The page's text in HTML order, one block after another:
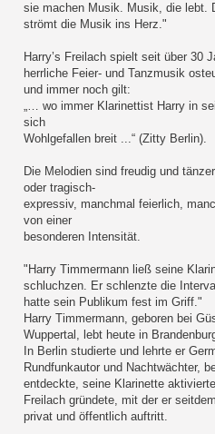
sie machen Musik. Musik, die lebt.
strömt die Musik ins Herz."
Harry’s Freilach spielt seit über 30
herrliche Feier- und Tanzmusik
und immer noch gilt:
„… wo immer Klarinettist Harry in
sich
Wohlgefallen breit ...“ (Zitty Berlin).
Die Melodien sind freudig und
oder tragisch-
expressiv, manchmal feierlich,
von einer
besonderen Intensität.
"Harry Timmermann ließ seine
schluchzen. Er schlenzte die
hatte sein Publikum fest im Griff."
Harry Timmermann, geboren bei
Wuppertal, lebt heute in
In Berlin studierte und lehrte er
Rundfunkautor und Nachtwächter,
entdeckte, seine Klarinette
Freilach gründete, mit der er
privat und öffentlich auftritt.